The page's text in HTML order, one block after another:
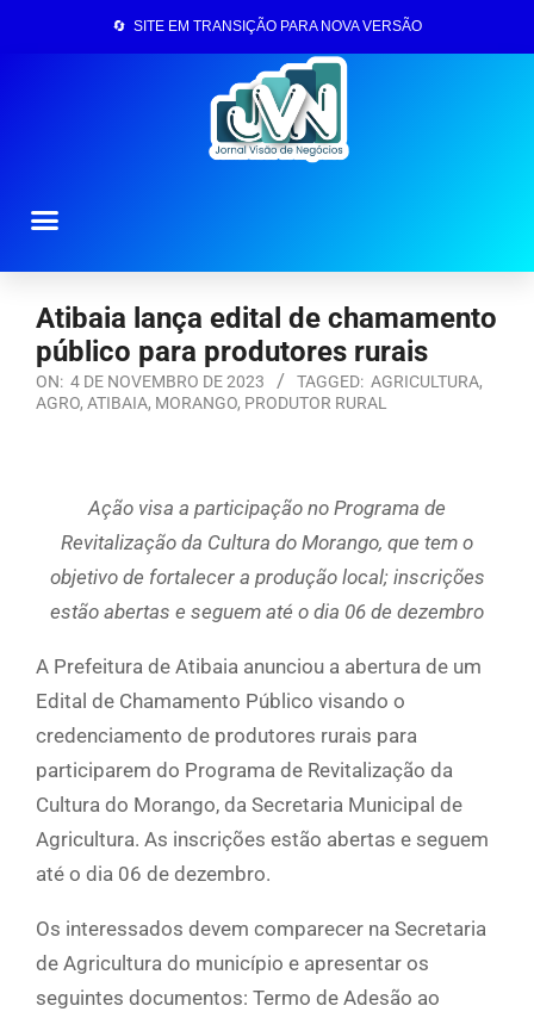
🔄 SITE EM TRANSIÇÃO PARA NOVA VERSÃO
Atibaia lança edital de chamamento
público para produtores rurais
ON: 4 DE NOVEMBRO DE 2023 TAGGED: AGRICULTURA,
AGRO, ATIBAIA, MORANGO, PRODUTOR RURAL
Ação visa a participação no Programa de
Revitalização da Cultura do Morango, que tem o
objetivo de fortalecer a produção local; inscrições
estão abertas e seguem até o dia 06 de dezembro
A Prefeitura de Atibaia anunciou a abertura de um
Edital de Chamamento Público visando o
credenciamento de produtores rurais para
participarem do Programa de Revitalização da
Cultura do Morango, da Secretaria Municipal de
Agricultura. As inscrições estão abertas e seguem
até o dia 06 de dezembro.
Os interessados devem comparecer na Secretaria
de Agricultura do município e apresentar os
seguintes documentos: Termo de Adesão ao